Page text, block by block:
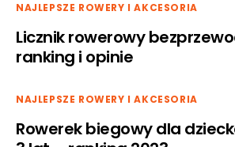
NAJLEPSZE ROWERY I AKCESORIA
Licznik rowerowy
ranking i opinie
NAJLEPSZE ROWERY I AKCESORIA
Rowerek biegowy dla